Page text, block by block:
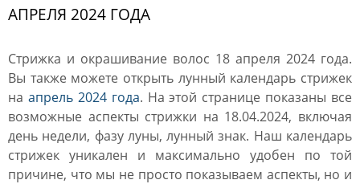
АПРЕЛЯ 2024 ГОДА
Стрижка и окрашивание волос 18 апреля 2024 года.
Вы также можете открыть лунный календарь стрижек
на апрель 2024 года. На этой странице показаны все
возможные аспекты стрижки на 18.04.2024, включая
день недели, фазу луны, лунный знак. Наш календарь
стрижек уникален и максимально удобен по той
причине, что мы не просто показываем аспекты, но и